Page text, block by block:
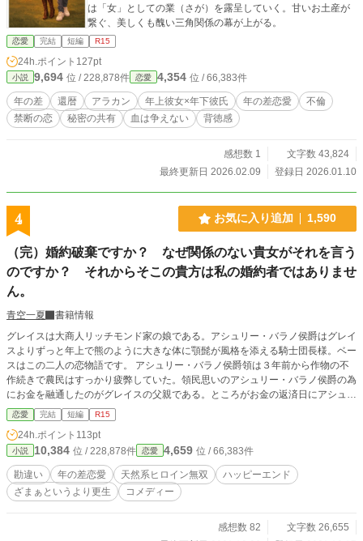
は「女」としての業（さが）を露呈していく。甘いお土産が
繋ぐ、美しくも醜い三角関係の幕が上がる。
恋愛 完結 短編 R15
24h.ポイント 127pt
小説 9,694 位 / 228,878件 恋愛 4,354 位 / 66,383件
年の差 還暦 アラカン 年上彼女×年下彼氏 年の差恋愛
不倫
禁断の恋
秘密の共有 血は争えない 背徳感
感想数 1
文字数 43,824
最終更新日 2026.02.09
登録日 2026.01.10
4 お気に入り追加 1,590
（完）婚約破棄ですか？ なぜ関係のない貴女がそれを言う
のですか？ それからそこの貴方は私の婚約者ではありませ
ん。
青空一夏
書籍情報
グレイスは大商人リッチモンド家の娘である。アシュリー・バラノ侯爵はグレイ
スよりずっと年上で熊のように大きな体に顎髭が風格を添える騎士団長様。ベー
スはこの二人の恋物語です。 アシュリー・バラノ侯爵領は３年前から作物の不
作続きで農民はすっかり疲弊していた。領民思いのアシュリー・バラノ侯爵の為
にお金を融通したのがグレイスの父親である。ところがお金の返済日にアシュリ
ー・バラノ侯爵は満額返せなかった。そこで娘の好みのタイプを知っていた父親
はアシュリー・バラノ侯爵にある提案をするのだった。それはグレイスを妻に迎
えることだった。 年上のアシュリー・バラノ侯爵のようなタイプが大好きなグ
レイスはこの婚約話をとても喜んだ。ところがその三日後のこと、一人の若い女
性が怒鳴り込んできたのだ。 「あなたね？ 私の愛おしい殿方を横からさらっ
ていったのは･･････婚約破棄です！」 そうしてさらには見知らぬ若者までやっ
て来てグレイスに婚約破棄を告げるのだった。 ざまぁするつもりもないのにざ
主義。途中からざまぁというより更生物語になってしまいました。 異なった登
恋愛 完結 短編 R15
24h.ポイント 113pt
小説 10,384 位 / 228,878件 恋愛 4,659 位 / 66,383件
勘違い 年の差恋愛 天然系ヒロイン無双
ハッピーエンド
ざまぁというより更生
コメディー
感想数 82
文字数 26,655